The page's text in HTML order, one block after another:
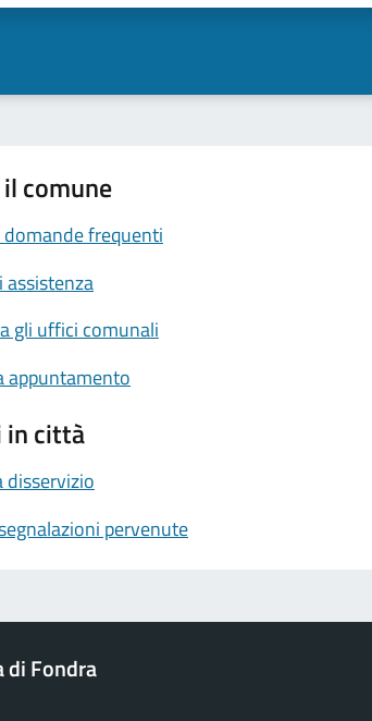
comune
domande frequenti
assistenza
gli uffici comunali
appuntamento
in città
disservizio
pervenute
di Fondra